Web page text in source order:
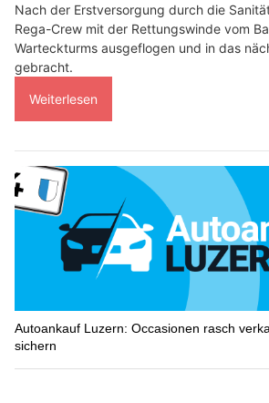
Nach der Erstversorgung durch die
Rega-Crew mit der Rettungswinde vom
Warteckturms ausgeflogen und in das
gebracht.
Weiterlesen
Autoankauf Luzern: Occasionen rasch
sichern